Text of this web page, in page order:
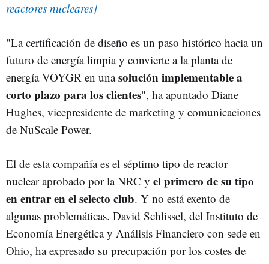
reactores nucleares]
"La certificación de diseño es un paso histórico hacia un
futuro de energía limpia y convierte a la planta de
energía VOYGR en unasolución implementable a
corto plazo para los clientes", ha apuntado Diane
Hughes, vicepresidente de marketing y comunicaciones
de NuScale Power.
El de esta compañía es el séptimo tipo de reactor
nuclear aprobado por la NRC y el primero de su tipo
en entrar en el selecto club. Y no está exento de
algunas problemáticas. David Schlissel, del Instituto de
Economía Energética y Análisis Financiero con sede en
Ohio, ha expresado su precupación por los costes de